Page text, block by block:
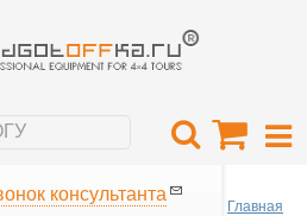
консультанта
Главная